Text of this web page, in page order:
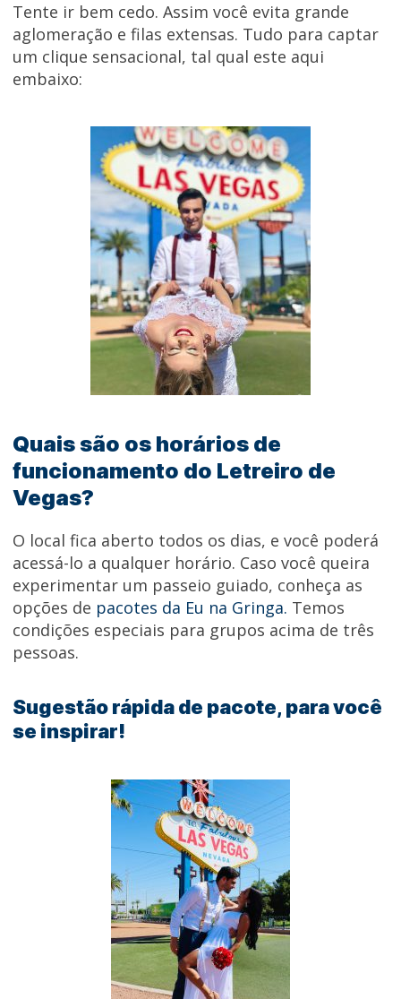
Tente ir bem cedo. Assim você evita grande
aglomeração e filas extensas. Tudo para captar
um clique sensacional, tal qual este aqui
embaixo:
Quais são os horários de
funcionamento do Letreiro de
Vegas?
O local fica aberto todos os dias, e você poderá
acessá-lo a qualquer horário. Caso você queira
experimentar um passeio guiado, conheça as
opções de pacotes da Eu na Gringa. Temos
condições especiais para grupos acima de três
pessoas.
Sugestão rápida de pacote, para você
se inspirar!